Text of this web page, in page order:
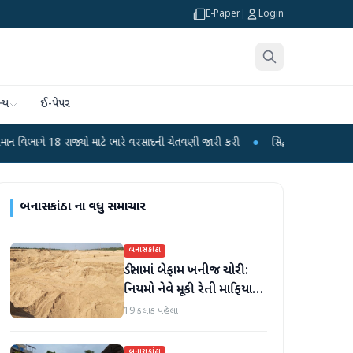
E-Paper Login
ઈ-પેપર
માટે ભારે વરસાદની ચેતવણી જારી કરી ● સિદ્ધપુરથી બોમ્બ બનાવવાની
બનાસકાંઠાના વધુ સમાચાર
બનાસકાંઠા
ડીસામાં બેફામ ખનીજ ચોરી:
નિયમો નેવે મૂકી રેતી માફિયાઓ
સક્રિય, તંત્ર સામે સવાલો
19 કલાક પહેલા